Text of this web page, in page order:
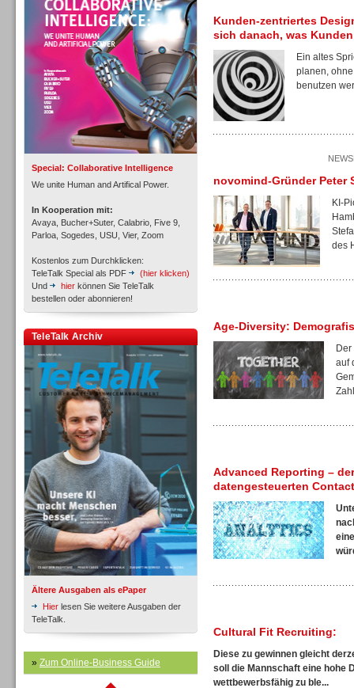
Special: Collaborative Intelligence
We unite Human and Artifical Power.
In Kooperation mit:
Avaya, Bucher+Suter, Calabrio, Five 9,
Parloa, Sogedes, USU, Vier, Zoom
Kostenlos zum Durchklicken:
TeleTalk Special als PDF
(hier klicken)
Und
hier können Sie TeleTalk
bestellen oder abonnieren!
TeleTalk Archiv
Ältere Ausgaben als ePaper
Hier lesen Sie weitere Ausgaben der
TeleTalk.
» Zum Online-Business Guide
Inbound
Inbound
Inbound
Inbound
Kunden-zentriertes
sich danach, was
Ein altes
planen,
benutzen
novomind-Gründer Peter
KI-
des
Age-Diversity:
auf
Advanced Reporting –
datengesteuerten
Cultural Fit Recruiting:
Diese zu gewinnen gleicht
soll die Mannschaft eine hohe
wettbewerbsfähig zu ble...